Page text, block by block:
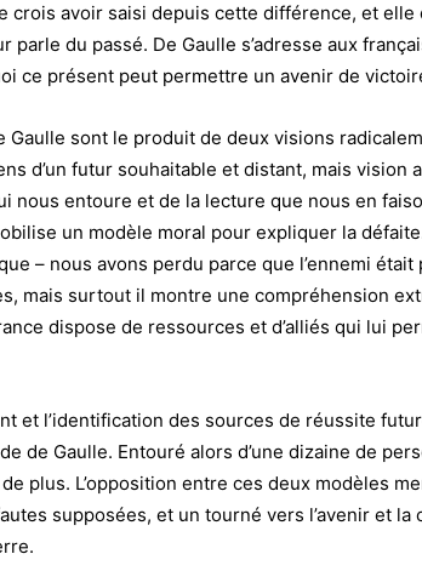
crois avoir saisi depuis cette différence, et elle
parle du passé. De Gaulle s’adresse aux
ce présent peut permettre un avenir de
Gaulle sont le produit de deux visions
d’un futur souhaitable et distant, mais vision
nous entoure et de la lecture que nous en
un modèle moral pour expliquer la
– nous avons perdu parce que l’ennemi
mais surtout il montre une compréhension
dispose de ressources et d’alliés qui lui
et l’identification des sources de réussite
de Gaulle. Entouré alors d’une dizaine de
de plus. L’opposition entre ces deux modèles
supposées, et un tourné vers l’avenir et la